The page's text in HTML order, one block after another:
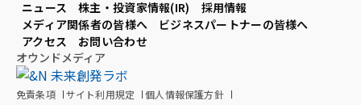
ニュース 株主・投資家情報(IR)
採用情報
メディア関係者の皆様へ
ビジネスパートナーの皆様へ
アクセス
お問い合わせ
オウンドメディア
免責条項 サイト利用規定
個人情報保護方針